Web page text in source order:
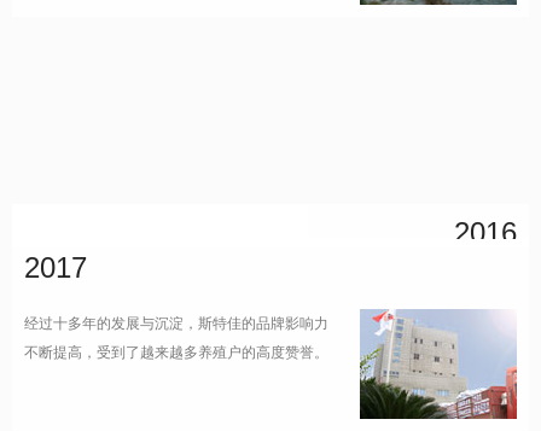
2016
生物科技有限公司正式投产运行。项目占地53
亩，设计年产能30万吨，极大的促进了合川及周
2017
经过十多年的发展与沉淀，斯特佳的品牌影响力
不断提高，受到了越来越多养殖户的高度赞誉。